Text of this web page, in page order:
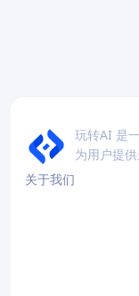
玩转AI 是
为用户提
关于我们